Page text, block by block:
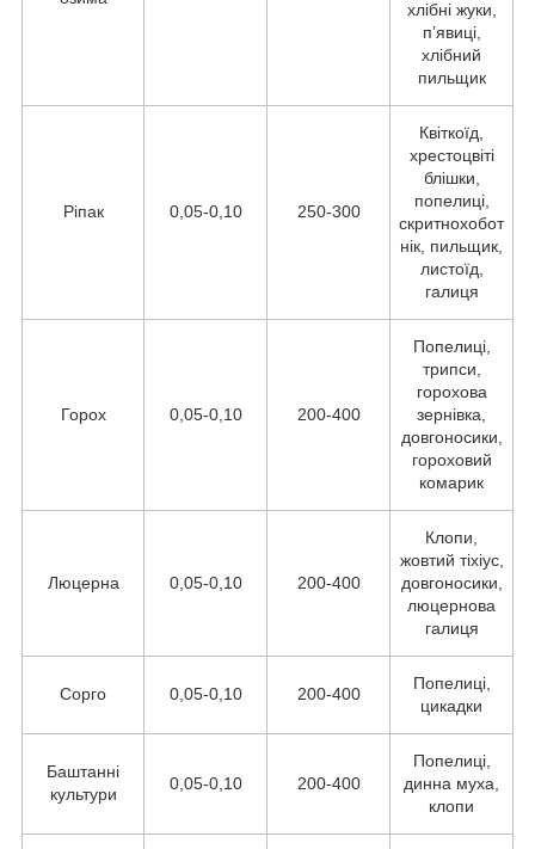
хлібні жуки,
п’явиці,
хлібний
пильщик
Ріпак 0,05-0,10 250-300
Квіткоїд,
хрестоцвіті
блішки,
попелиці,
скритнохобот
нік, пильщик,
листоїд,
галиця
Горох 0,05-0,10 200-400
Попелиці,
трипси,
горохова
зернівка,
довгоносики,
гороховий
комарик
Люцерна 0,05-0,10 200-400
Клопи,
жовтий тіхіус,
довгоносики,
люцернова
галиця
Сорго 0,05-0,10 200-400
Попелиці,
цикадки
Баштанні
культури
0,05-0,10 200-400
Попелиці,
динна муха,
клопи